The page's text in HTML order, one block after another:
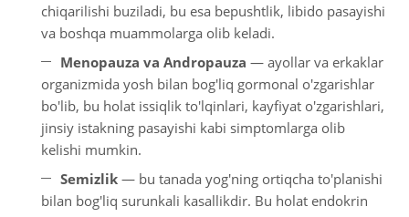
chiqarilishi buziladi, bu esa bepushtlik, libido pasayishi
va boshqa muammolarga olib keladi.
Menopauza va Andropauza — ayollar va erkaklar
organizmida yosh bilan bog'liq gormonal o'zgarishlar
bo'lib, bu holat issiqlik to'lqinlari, kayfiyat o'zgarishlari,
jinsiy istakning pasayishi kabi simptomlarga olib
kelishi mumkin.
Semizlik — bu tanada yog'ning ortiqcha to'planishi
bilan bog'liq surunkali kasallikdir. Bu holat endokrin